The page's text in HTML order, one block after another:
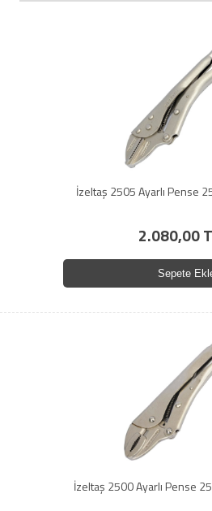
İzeltaş 2505 Ayarlı Pense
2.080,00
Sepete
İzeltaş 2500 Ayarlı Pense